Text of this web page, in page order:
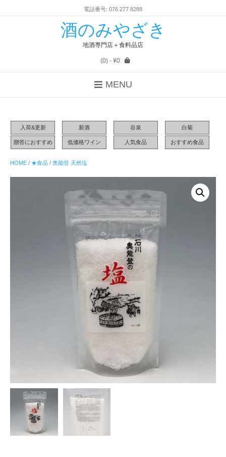
電話番号: 076 277 8288
酒のみやざき
地酒専門店＋食料品店
(0)- ¥0
MENU
入荷&更新 新酒 谷泉 白菊
贈答におすすめ 低価格ワイン 人気食品 おすすめ食品
HOME / ★食品 / 奥能登 天然塩